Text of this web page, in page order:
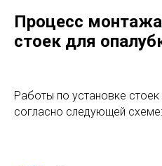
Процесс
стоек для
Работы по установке стоек
согласно следующей схеме: